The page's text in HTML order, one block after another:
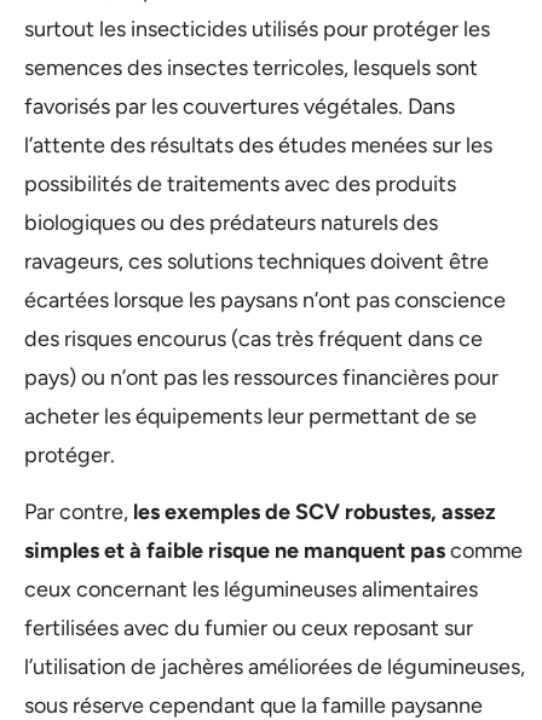
surtout les insecticides utilisés pour protéger les
semences des insectes terricoles, lesquels sont
favorisés par les couvertures végétales. Dans
l’attente des résultats des études menées sur les
possibilités de traitements avec des produits
biologiques ou des prédateurs naturels des
ravageurs, ces solutions techniques doivent être
écartées lorsque les paysans n’ont pas conscience
des risques encourus (cas très fréquent dans ce
pays) ou n’ont pas les ressources financières pour
acheter les équipements leur permettant de se
protéger.
Par contre, les exemples de SCV robustes, assez
simples et à faible risque ne manquent pascomme
ceux concernant les légumineuses alimentaires
fertilisées avec du fumier ou ceux reposant sur
l’utilisation de jachères améliorées de légumineuses,
sous réserve cependant que la famille paysanne